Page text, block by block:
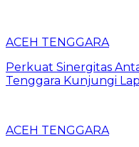
ACEH TENGGARA
Perkuat Sinergitas
Tenggara Kunjungi
ACEH TENGGARA